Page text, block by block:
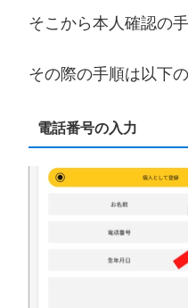
そこから本人確認の
その際の手順は以下の
電話番号の入力